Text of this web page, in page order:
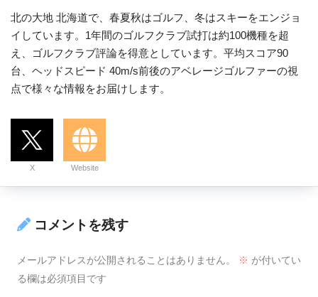
北の大地 北海道で、春夏秋はゴルフ、冬はスキーをエンジョ
イしています。1年間のゴルフクラブ試打は約100機種を超
え、ゴルフクラブ評論を得意としています。平均スコア90
台、ヘッドスピード 40m/s前後のアベレージゴルファーの視
点で様々な情報をお届けします。
X Website
コメントを残す
メールアドレスが公開されることはありません。 ※ が付いてい
る欄は必須項目です